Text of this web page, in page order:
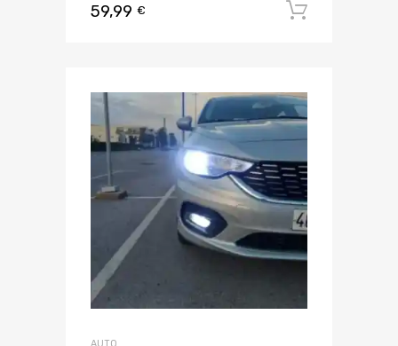
59,99 €
AUTO